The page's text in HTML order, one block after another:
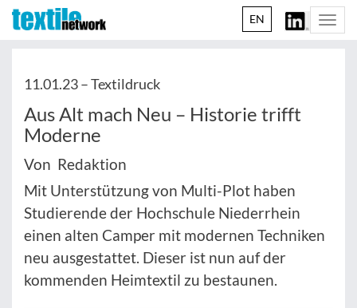
EN
11.01.23 –Textildruck
Aus Alt mach Neu – Historie trifft
Moderne
Von Redaktion
Mit Unterstützung von Multi-Plot haben
Studierende der Hochschule Niederrhein
einen alten Camper mit modernen Techniken
neu ausgestattet. Dieser ist nun auf der
kommenden Heimtextil zu bestaunen.